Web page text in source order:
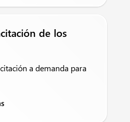
de los
a demanda para